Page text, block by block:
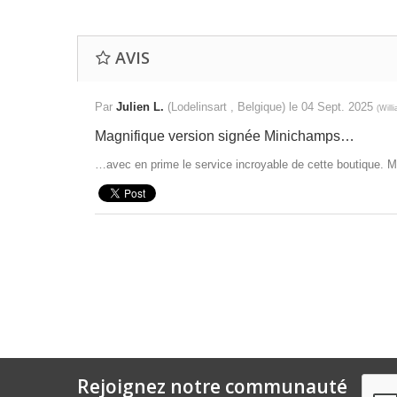
AVIS
Par Julien L. (Lodelinsart , Belgique) le 04 Sept. 2025 (
Magnifique version signée Minichamps…
…avec en prime le service incroyable de cette boutique.
Rejoignez notre communauté